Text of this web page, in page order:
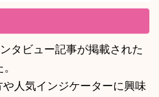
タビュー記事が掲載された
人気インジケーターに興味